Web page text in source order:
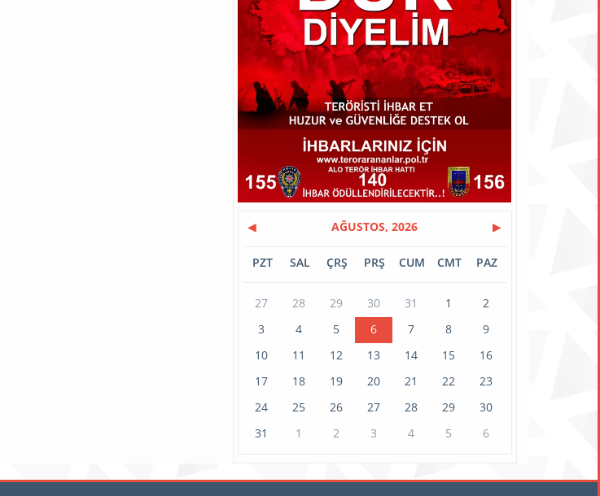
◀ AĞUSTOS, 2026 ▶
PZT SAL ÇRŞ PRŞ CUM CMT PAZ
27 28 29 30 31 1
2
3
4 5 6 7 8
9
10
11 12 13 14 15
16
17
18 19 20 21 22
23
24
25 26 27 28 29
30
31
1 2 3 4 5 6